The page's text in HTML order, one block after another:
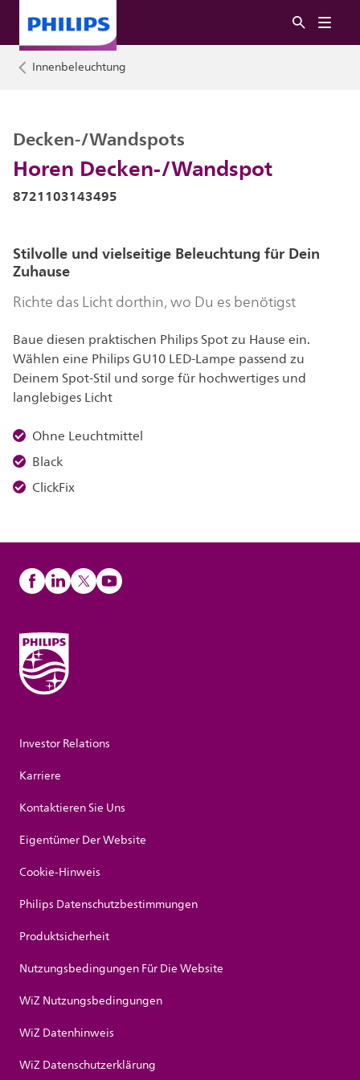
Innenbeleuchtung
Horen Decken-/Wandspot
Decken-/Wandspots
8721103143495
Stilvolle und vielseitige Beleuchtung für Dein
Zuhause
Richte das Licht dorthin, wo Du es benötigst
Baue diesen praktischen Philips Spot zu Hause ein.
Wählen eine Philips GU10 LED-Lampe passend zu
Deinem Spot-Stil und sorge für hochwertiges und
langlebiges Licht
Ohne Leuchtmittel
Black
ClickFix
Investor Relations
Karriere
Kontaktieren Sie Uns
Eigentümer Der Website
Cookie-Hinweis
Philips Datenschutzbestimmungen
Produktsicherheit
Nutzungsbedingungen Für Die Website
WiZ Nutzungsbedingungen
WiZ Datenhinweis
WiZ Datenschutzerklärung